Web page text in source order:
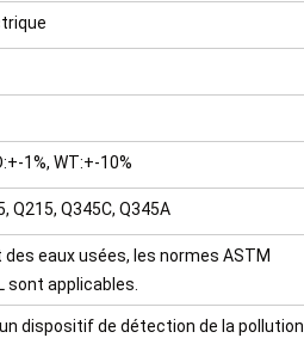
1%, WT:+-10%
Q215, Q345C, Q345A
eaux usées, les normes ASTM
sont applicables.
dispositif de détection de la pollution